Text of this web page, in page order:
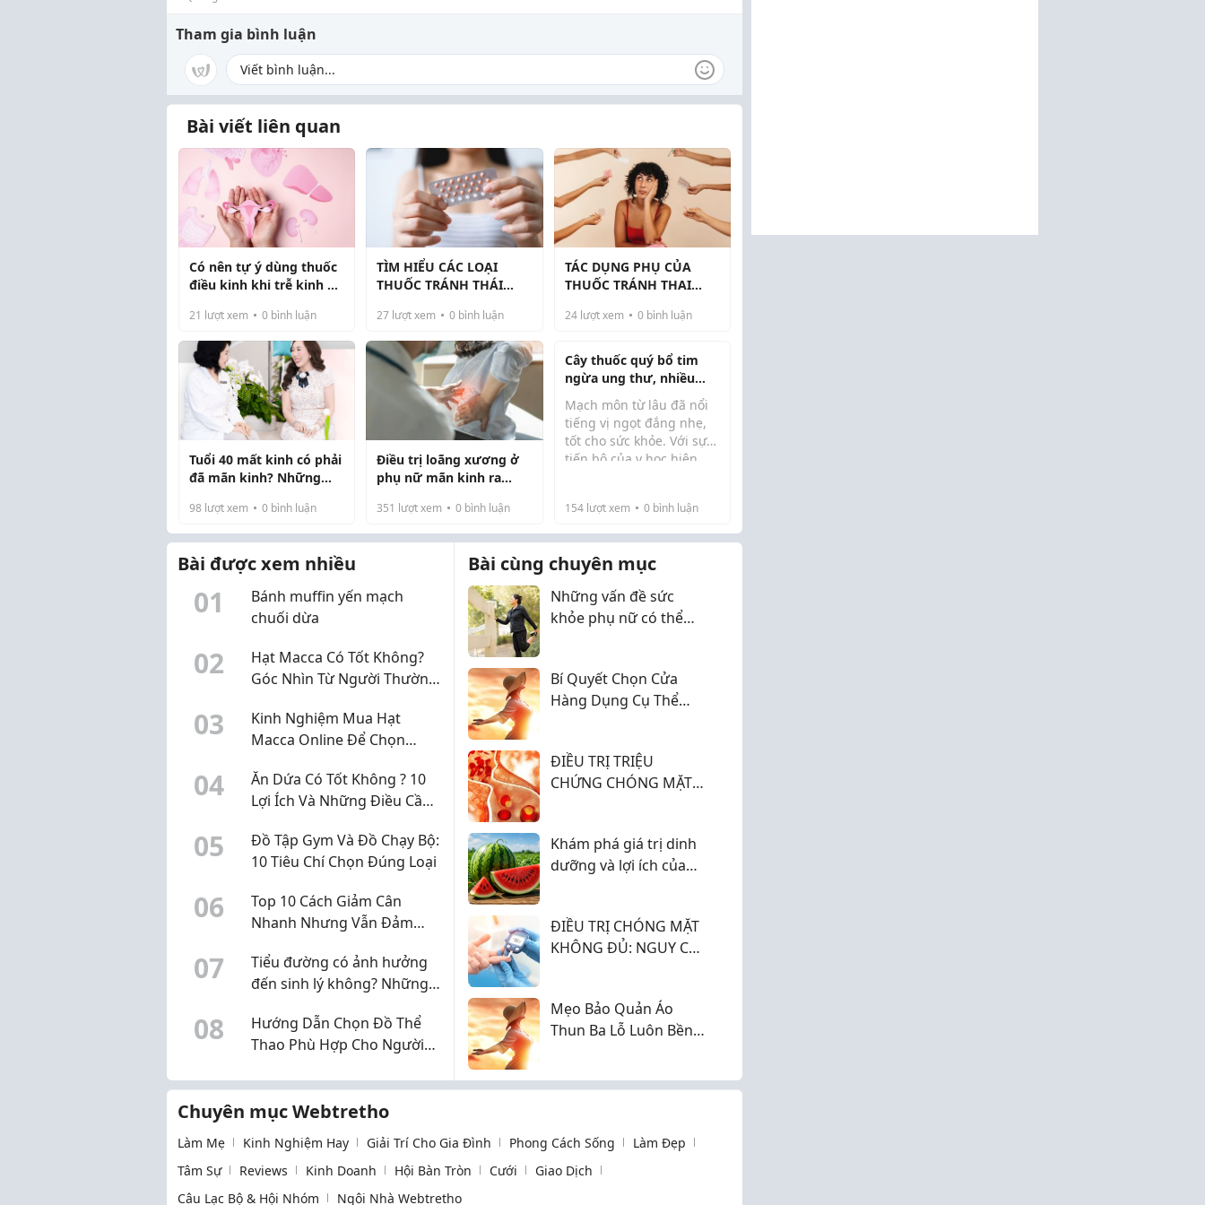
Tham gia bình luận
Bài viết liên quan
Có nên tự ý dùng thuốc
điều kinh khi trễ kinh ở
21 lượt xem 0 bình luận
TÌM HIỂU CÁC LOẠI
THUỐC TRÁNH THÁI
DỤNG HIỆN NAY
27 lượt xem 0 bình luận
TÁC DỤNG PHỤ CỦA
THUỐC TRÁNH THAI
ĐIỀU BẠN CẦN BIẾT
24lượt xem 0bình luận
Tuổi 40 mất kinh có phải
đã mãn kinh? Những
chủ quan
98 lượt xem 0 bình luận
Điều trị loãng xương ở
phụ nữ mãn kinh ra
351 lượt xem 0 bình luận
Cây thuốc quý bổ tim
ngừa ung thư, nhiều
người lại chỉ trồng làm
cảnh
Mạch môn từ lâu đã nổi
tiếng vị ngọt đắng nhẹ,
tốt cho sức khỏe. Với sự
tiến bộ của y học hiện
nhiều hợp chất quý như
saponin, flavonoid và các
loại đư...
154lượt xem 0bình luận
Bài được xem nhiều
01
Bánh muffin yến mạch
chuối dừa
02
Hạt Macca Có Tốt Không?
Góc Nhìn Từ Người Thường
03
Kinh Nghiệm Mua Hạt
Macca Online Để Chọn
Lượng
04
Ăn Dứa Có Tốt Không ? 10
Lợi Ích Và Những Điều Cần
05
Đồ Tập Gym Và Đồ Chạy Bộ:
10 Tiêu Chí Chọn Đúng Loại
06
Top 10 Cách Giảm Cân
Nhanh Nhưng Vẫn Đảm
07
Tiểu đường có ảnh hưởng
đến sinh lý không? Những
08
Hướng Dẫn Chọn Đồ Thể
Thao Phù Hợp Cho Người
Bài cùng chuyên mục
Những vấn đề sức
khỏe phụ nữ có thể
Bí Quyết Chọn Cửa
Hàng Dụng Cụ Thể
ĐIỀU TRỊ TRIỆU
CHỨNG CHÓNG MẶT
Khám phá giá trị dinh
dưỡng và lợi ích của
ĐIỀU TRỊ CHÓNG MẶT
KHÔNG ĐỦ: NGUY CƠ
Mẹo Bảo Quản Áo
Thun Ba Lỗ Luôn Bền
Chuyên mục Webtretho
Làm Mẹ Kinh Nghiệm Hay Giải Trí Cho Gia Đình Phong Cách Sống
Làm Đẹp
Tâm Sự
Reviews Kinh Doanh Hội Bàn Tròn Cưới
Giao Dịch
Câu Lạc Bộ & Hội Nhóm
Ngôi Nhà Webtretho